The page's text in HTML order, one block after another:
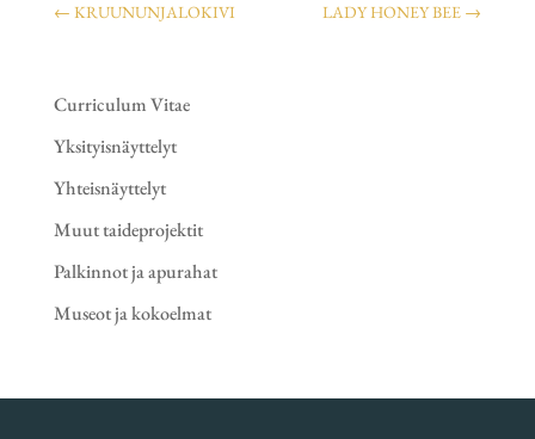
← KRUUNUNJALOKIVI LADY HONEY BEE →
Curriculum Vitae
Yksityisnäyttelyt
Yhteisnäyttelyt
Muut taideprojektit
Palkinnot ja apurahat
Museot ja kokoelmat